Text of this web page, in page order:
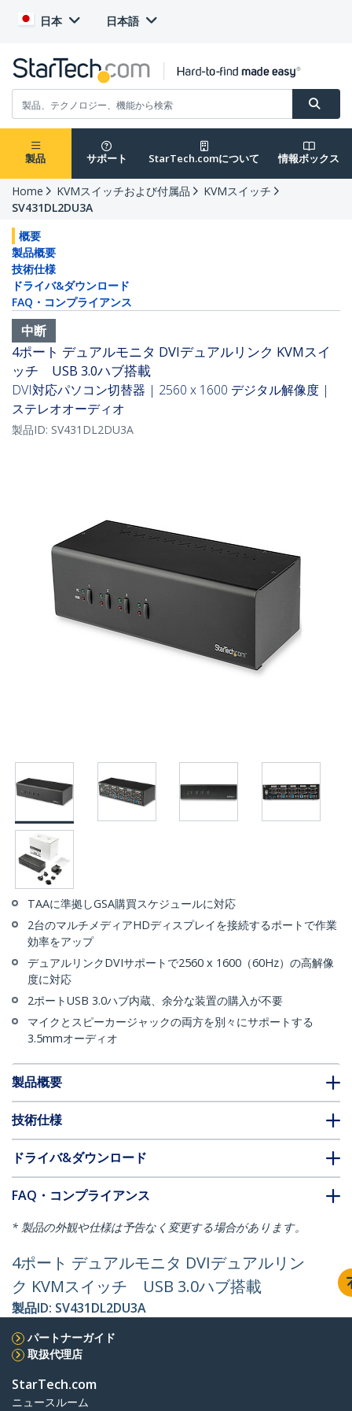
日本 日本語
製品 サポート StarTech.comについて 情報ボックス
Home KVMスイッチおよび付属品
KVMスイッチ
SV431DL2DU3A
概要
製品概要
技術仕様
ドライバ&ダウンロード
FAQ・コンプライアンス
中断
4ポート デュアルモニタ DVIデュアルリンク KVMスイ
ッチ USB 3.0ハブ搭載
DVI対応パソコン切替器 | 2560 x 1600 デジタル解像度 |
ステレオオーディオ
製品ID: SV431DL2DU3A
TAAに準拠しGSA購買スケジュールに対応
2台のマルチメディアHDディスプレイを接続するポートで作業
効率をアップ
デュアルリンクDVIサポートで2560 x 1600（60Hz）の高解像
度に対応
2ポートUSB 3.0ハブ内蔵、余分な装置の購入が不要
マイクとスピーカージャックの両方を別々にサポートする
3.5mmオーディオ
製品概要
技術仕様
ドライバ&ダウンロード
FAQ・コンプライアンス
* 製品の外観や仕様は予告なく変更する場合があります。
4ポート デュアルモニタ DVIデュアルリン
ク KVMスイッチ USB 3.0ハブ搭載
製品ID: SV431DL2DU3A
パートナーガイド
取扱代理店
StarTech.com
ニュースルーム